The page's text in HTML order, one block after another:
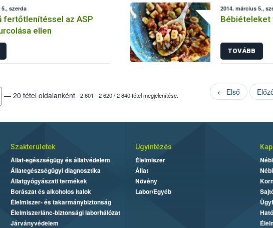
szerda
fertőtlenítéssel az ASP
ellen
2014. március 5.,
Bébiételeket
TOVÁBB
— 20 tétel oldalanként 2 601 - 2 620 / 2 840 tétel megjelenítése. ← Első
Szakterületek
Állat-egészségügy és állatvédelem
Állategészségügyi diagnosztika
Állatgyógyászati termékek
Borászat és alkoholos italok
Élelmiszer- és takarmánybiztonság
Élelmiszerlánc-biztonsági laborhálózat
Járványvédelem
Ügyintézés
Élelmiszer
Állat
Növény
Labor/Egyéb